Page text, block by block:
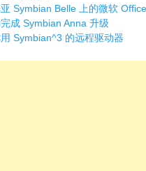
Symbian Belle 上的微软
成 Symbian Anna 升级
Symbian^3 的远程驱动器